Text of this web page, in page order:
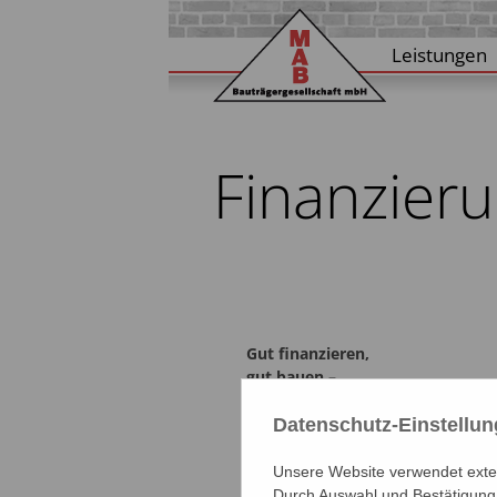
Leistungen
Gut finanzieren,
gut bauen –
Datenschutz-
Unsere Website verwendet